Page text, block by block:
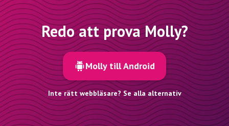
Redo att prova Molly?
Molly till Android
Inte rätt webbläsare? Se alla alternativ